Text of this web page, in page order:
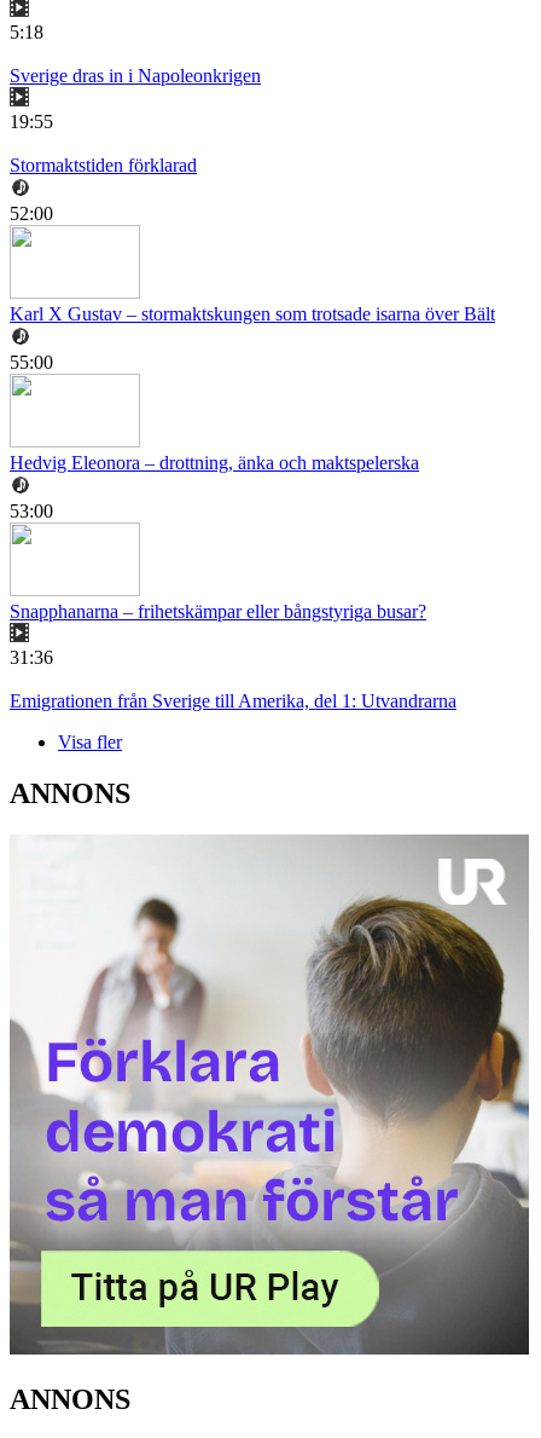
5:18
Sverige dras in i Napoleonkrigen
19:55
Stormaktstiden förklarad
52:00
Karl X Gustav – stormaktskungen som trotsade isarna över Bält
55:00
Hedvig Eleonora – drottning, änka och maktspelerska
53:00
Snapphanarna – frihetskämpar eller bångstyriga busar?
31:36
Emigrationen från Sverige till Amerika, del 1: Utvandrarna
Visa fler
ANNONS
ANNONS